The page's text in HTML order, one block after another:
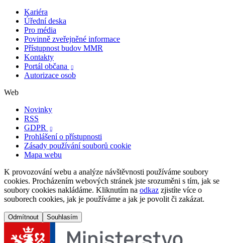
Kariéra
Úřední deska
Pro média
Povinně zveřejněné informace
Přístupnost budov MMR
Kontakty
Portál občana

Autorizace osob
Web
Novinky
RSS
GDPR

Prohlášení o přístupnosti
Zásady používání souborů cookie
Mapa webu
K provozování webu a analýze návštěvnosti používáme soubory
cookies. Procházením webových stránek jste srozuměni s tím, jak se
soubory cookies nakládáme. Kliknutím na odkaz zjistíte více o
souborech cookies, jak je používáme a jak je povolit či zakázat.
Odmítnout Souhlasím